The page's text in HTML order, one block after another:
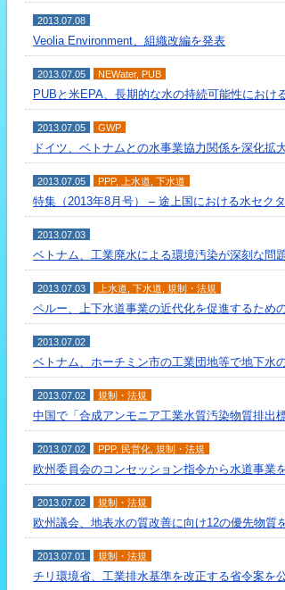
2013.07.08
Veolia Environment、組織改編を発表
2013.07.05 NEWater, PUB
PUBと米EPA、長期的な水の持続可能性におけ
2013.07.05 GWP
ドイツ、ベトナムとの水事業協力関係を深化
2013.07.05 PPP, 上水道 ,下水道
特集（2013年8月号） – 途上国における水セク
2013.07.03
ベトナム、工業廃水による環境汚染が深刻な
2013.07.03 上水道 ,下水道 ,規制・法規
ペルー、上下水道事業の近代化を促進するため
2013.07.02
ベトナム、ホーチミン市の工業団地等で地下水
2013.07.02 規制・法規
中国で「合成アンモニア工業水質汚染物質排出
2013.07.02 PPP, 民営化 ,規制・法規
欧州委員会のコンセッション指令から水道事業
2013.07.02 規制・法規
欧州議会、地表水の質改善に向け12の優先物
2013.07.01 規制・法規
チリ環境省、工業排水基準を改正する省令案を